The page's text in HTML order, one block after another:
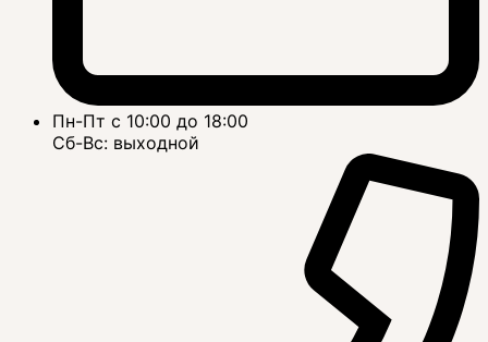
Пн-Пт с 10:00 до 18:00
Сб-Вс: выходной